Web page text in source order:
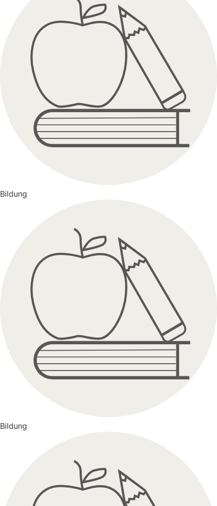
Bildung
Bildung